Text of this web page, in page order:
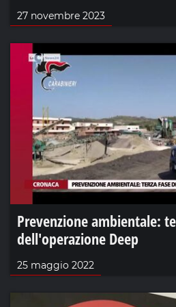
27 novembre 2023
Prevenzione ambientale:
dell'operazione Deep
25 maggio 2022